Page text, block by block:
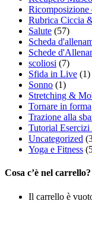
Ricomposizione
Rubrica Ciccia
Salute (57)
Scheda
Schede
scoliosi (7)
Sfida in Live (1)
Sonno (1)
Stretching &
Tornare in forma
Trazione alla
Tutorial Esercizi
Uncategorized
Yoga e Fitness
Cosa c’è nel carrello?
Il carrello è